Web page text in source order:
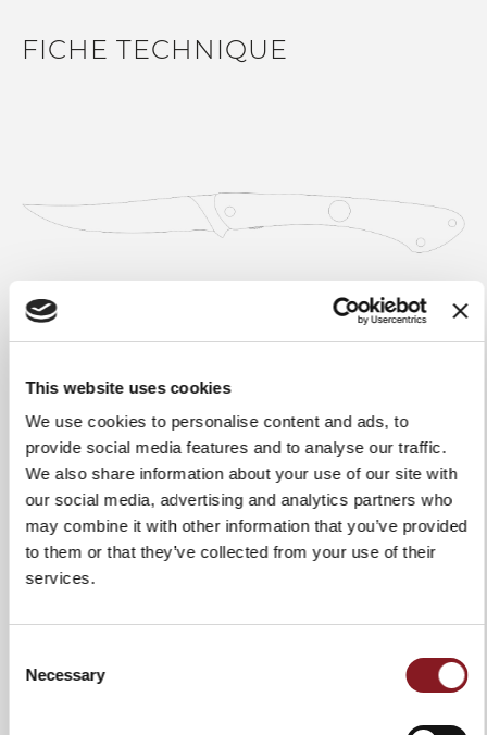
This website uses cookies
We use cookies to personalise content and ads, to
provide social media features and to analyse our traffic.
We also share information about your use of our site with
our social media, advertising and analytics partners who
may combine it with other information that you’ve provided
to them or that they’ve collected from your use of their
services.
Selection
Necessary
FICHE TECHNIQUE
Poid 44 gr
Longueur de la lame 12 cm
Longueur totale 24 cm
Matériau de la lame
Stainless steel W NITRO-B light
color; Hardness after heat
Utilisation et
Nous recommandons fortement
afin de garantir l'intégrité et la